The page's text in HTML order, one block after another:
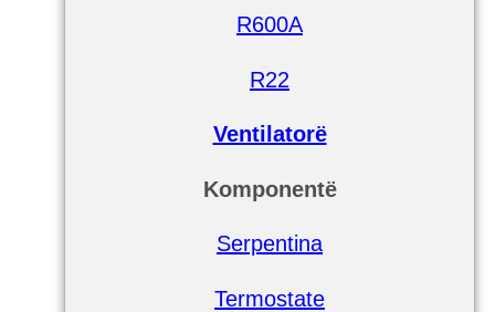
R600A
R22
Ventilatorë
Komponentë
Serpentina
Termostate